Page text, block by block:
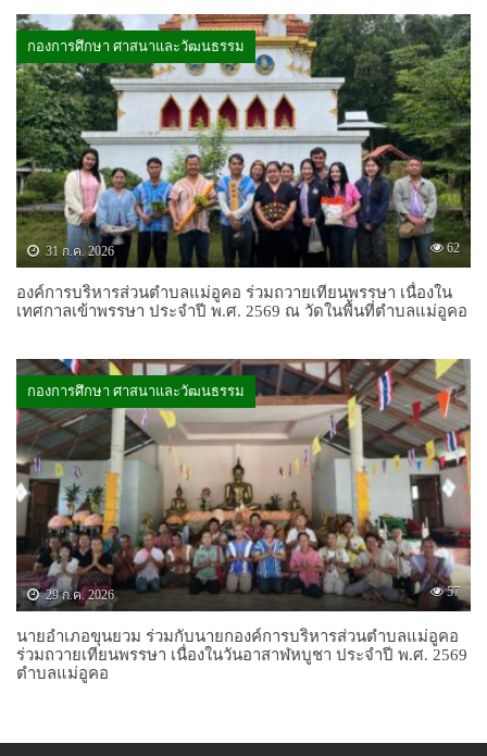
กองการศึกษา ศาสนาและวัฒนธรรม
31 ก.ค. 2026 62
องค์การบริหารส่วนตำบลแม่อูคอ ร่วมถวายเทียนพรรษา เนื่องใน
เทศกาลเข้าพรรษา ประจำปี พ.ศ. 2569 ณ วัดในพื้นที่ตำบลแม่อูคอ
กองการศึกษา ศาสนาและวัฒนธรรม
29 ก.ค. 2026 57
นายอำเภอขุนยวม ร่วมกับนายกองค์การบริหารส่วนตำบลแม่อูคอ
ร่วมถวายเทียนพรรษา เนื่องในวันอาสาฬหบูชา ประจำปี พ.ศ. 2569
ตำบลแม่อูคอ